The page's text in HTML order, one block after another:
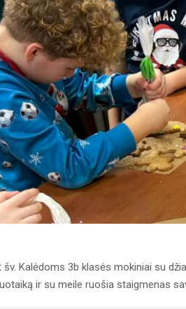
šv. Kalėdoms 3b klasės mokiniai su
ir su meile ruošia staigmenas